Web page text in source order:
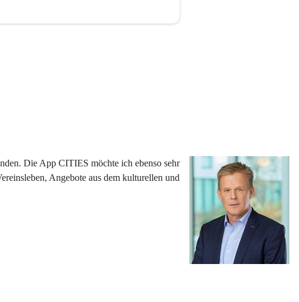
Die App CITIES möchte ich ebenso sehr
Angebote aus dem kulturellen und